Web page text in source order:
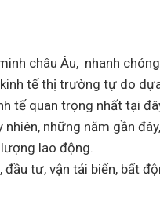
châu Âu, nhanh
tế thị trường tự do
tế quan trọng nhất tại
những năm gần
lao động.
tư, vận tải biển, bất